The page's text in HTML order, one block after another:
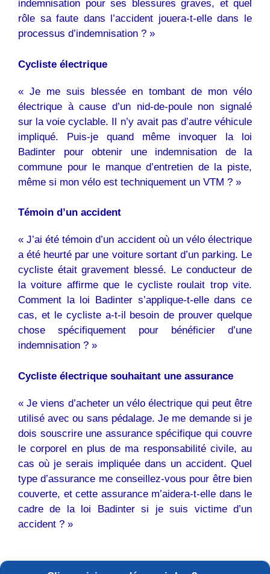
indemnisation pour ses blessures graves, et quel
rôle sa faute dans l’accident jouera-t-elle dans le
processus d’indemnisation ? »
Cycliste électrique
« Je me suis blessée en tombant de mon vélo
électrique à cause d’un nid-de-poule non signalé
sur la voie cyclable. Il n’y avait pas d’autre véhicule
impliqué. Puis-je quand même invoquer la loi
Badinter pour obtenir une indemnisation de la
commune pour le manque d’entretien de la piste,
même si mon vélo est techniquement un VTM ? »
Témoin d’un accident
« J’ai été témoin d’un accident où un vélo électrique
a été heurté par une voiture sortant d’un parking. Le
cycliste était gravement blessé. Le conducteur de
la voiture affirme que le cycliste roulait trop vite.
Comment la loi Badinter s’applique-t-elle dans ce
cas, et le cycliste a-t-il besoin de prouver quelque
chose spécifiquement pour bénéficier d’une
indemnisation ? »
Cycliste électrique souhaitant une assurance
« Je viens d’acheter un vélo électrique qui peut être
utilisé avec ou sans pédalage. Je me demande si je
dois souscrire une assurance spécifique qui couvre
le corporel en plus de ma responsabilité civile, au
cas où je serais impliquée dans un accident. Quel
type d’assurance me conseillez-vous pour être bien
couverte, et cette assurance m’aidera-t-elle dans le
cadre de la loi Badinter si je suis victime d’un
accident ? »